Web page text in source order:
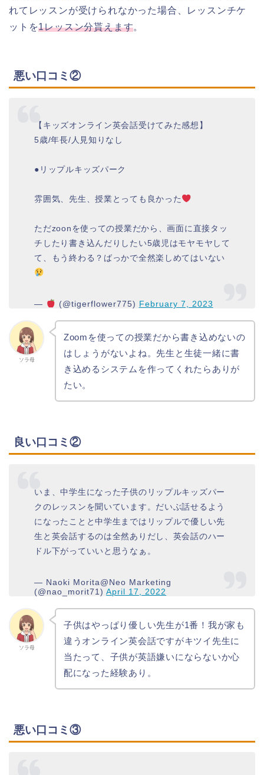
れてレッスンが受けられなかった場合、レッスンチケ
ットを1レッスン分貰えます。
悪い口コミ②
【キッズオンライン英会話受けてみた感想】
5歳/年長/人見知りなし
●リップルキッズパーク
雰囲気、先生、授業とっても良かった
ただzoonを使っての授業だから、画面に直接タッ
チしたり書き込んだりしたい5歳児はモヤモヤして
て、もう終わる？ばっかで全然楽しめてはいない
— (@tigerflower775) February 7, 2023
ソラ母
Zoomを使っての授業だから書き込めないの
はしょうがないよね。先生と生徒一緒に書
き込めるシステムを作ってくれたらありが
たい。
良い口コミ②
いま、中学生になった子供のリップルキッズパー
クのレッスンを聞いています。だいぶ話せるよう
になったことと中学生まではリップルで優しい先
生と英会話するのは全然ありだし、英会話のハー
ドル下がっていいと思うなぁ。
— Naoki Morita@Neo Marketing
(@nao_morit71)April 17, 2022
ソラ母
子供はやっぱり優しい先生が1番！我が家も
違うオンライン英会話ですがキツイ先生に
当たって、子供が英語嫌いにならないか心
配になった経験あり。
悪い口コミ③